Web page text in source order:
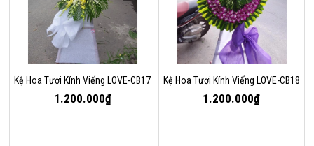
Kệ Hoa Tươi Kính Viếng LOVE-CB17
1.200.000₫
Kệ Hoa Tươi Kính Viếng LOVE-CB18
1.200.000₫